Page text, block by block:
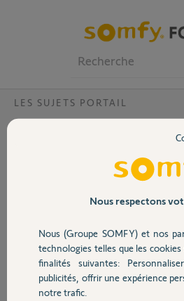
Volet
Sécurité
Domotique
LES SUJETS PORTAIL
Installation motorisation
Je souhaite motoriser ma porte de
Il faudrait que j'installe le moteur et la
mais n'y a t il pas de contre indication ?
Je ne vois pas de grosse différence entre
y a t il un modèle à privilégier ?
Merci.
Nous respectons
Nous (Groupe SOMFY) et nos
technologies telles que les
finalités suivantes:
publicités, offrir une expérience
notre trafic.